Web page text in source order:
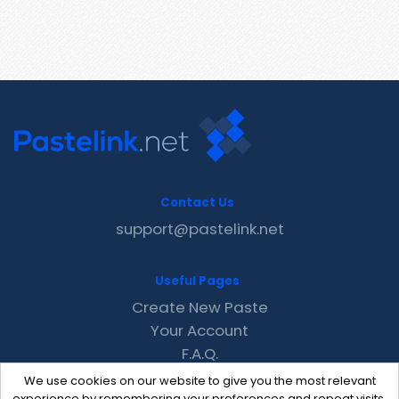
We use cookies on our website to give you the most relevant
Contact Us
support@pastelink.net
Useful Pages
Create New Paste
Your Account
F.A.Q.
Recent